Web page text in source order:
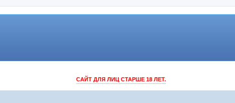
САЙТ ДЛЯ ЛИЦ СТАРШЕ 18 ЛЕТ.